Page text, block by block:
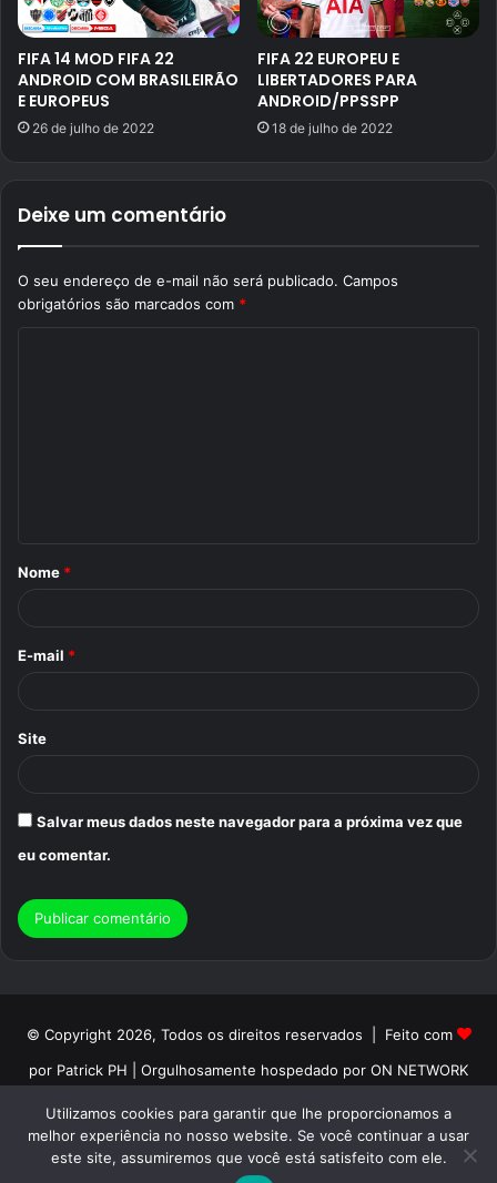
FIFA 14 MOD FIFA 22
ANDROID COM BRASILEIRÃO
E EUROPEUS
26 de julho de 2022
FIFA 22 EUROPEU E
LIBERTADORES PARA
ANDROID/PPSSPP
18 de julho de 2022
Deixe um comentário
O seu endereço de e-mail não será publicado. Campos
obrigatórios são marcados com *
r
Nome *
E-mail *
Site
Salvar meus dados neste navegador para a próxima vez que
eu comentar.
© Copyright 2026, Todos os direitos reservados | Feito com
por Patrick PH | Orgulhosamente hospedado por ON NETWORK
Início
Sobre Termos de Uso
Politica de Privacidade
Contato
Utilizamos cookies para garantir que lhe proporcionamos a
melhor experiência no nosso website. Se você continuar a usar
este site, assumiremos que você está satisfeito com ele.